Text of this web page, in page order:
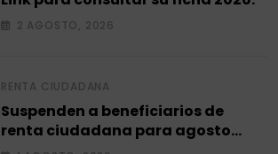
2 AGOSTO, 2026
RENTA CIUDADANA
Suspenden a beneficiarios de
renta ciudadana para agosto